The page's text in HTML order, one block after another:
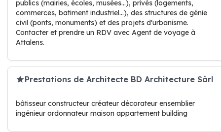
publics (mairies, écoles, musées...), privés (logements,
commerces, batiment industriel...), des structures de génie
civil (ponts, monuments) et des projets d'urbanisme.
Contacter et prendre un RDV avec Agent de voyage à
Attalens.
Prestations de Architecte BD Architecture Sàrl
bâtisseur constructeur créateur décorateur ensemblier
ingénieur ordonnateur maison appartement building